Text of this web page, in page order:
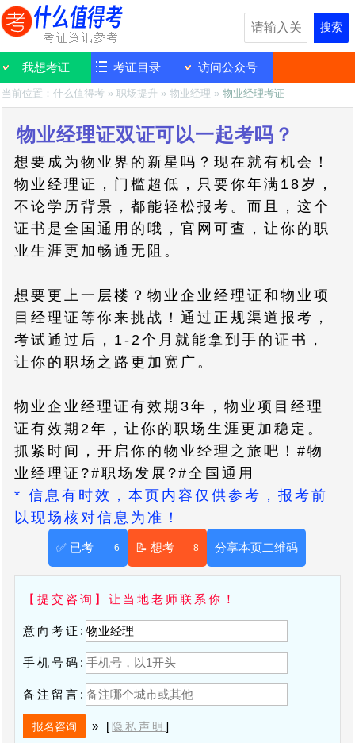
搜索
我想考证 考证目录 访问公众号
当前位置：什么值得考 »职场提升 »物业经理 »物业经理考证
物业经理证双证可以一起考吗？
想要成为物业界的新星吗？现在就有机会！
物业经理证，门槛超低，只要你年满18岁，
不论学历背景，都能轻松报考。而且，这个
证书是全国通用的哦，官网可查，让你的职
业生涯更加畅通无阻。
想要更上一层楼？物业企业经理证和物业项
目经理证等你来挑战！通过正规渠道报考，
考试通过后，1-2个月就能拿到手的证书，
让你的职场之路更加宽广。
物业企业经理证有效期3年，物业项目经理
证有效期2年，让你的职场生涯更加稳定。
抓紧时间，开启你的物业经理之旅吧！#物
业经理证?#职场发展?#全国通用
* 信息有时效，本页内容仅供参考，报考前
以现场核对信息为准！
6
✅ 已考 8
📝 想考 分享本页二维码
【提交咨询】让当地老师联系你！
意向考证:
手机号码:
备注留言:
» [隐私声明]